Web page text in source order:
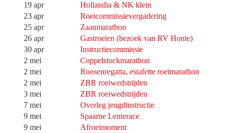
19 apr
Hollandia & NK klein
23 apr
Roeicommissievergadering
25 apr
Zaanmarathon
26 apr
Gastroeien (bezoek van RV Honte)
30 apr
Instructiecommissie
2 mei
Coppelstockmarathon
2 mei
Roosenregatta, estafette roeimarathon
2 mei
ZBR roeiwedstrijden
3 mei
ZBR roeiwedstrijden
7 mei
Overleg jeugdinstructie
9 mei
Spaarne Lenterace
9 mei
Afroeimoment